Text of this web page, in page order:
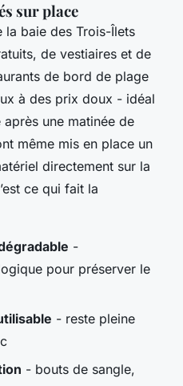
sur place
la baie des Trois-Îlets
de vestiaires et de
de bord de plage
à des prix doux - idéal
une matinée de
même mis en place un
directement sur la
ce qui fait la
-
pour préserver le
- reste pleine
- bouts de sangle,